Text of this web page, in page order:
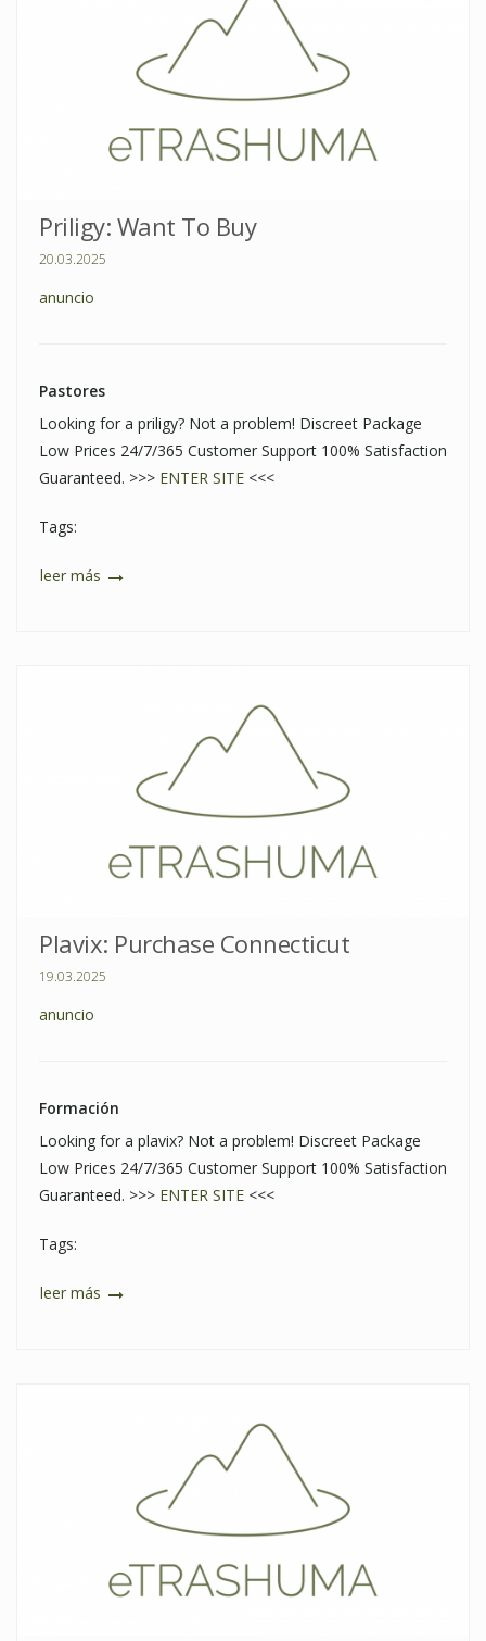
Priligy: Want To Buy
20.03.2025
anuncio
Pastores
Looking for a priligy? Not a problem! Discreet Package
Low Prices 24/7/365 Customer Support 100% Satisfaction
Guaranteed. >>> ENTER SITE <<<
Tags:
leer más
Plavix: Purchase Connecticut
19.03.2025
anuncio
Formación
Looking for a plavix? Not a problem! Discreet Package
Low Prices 24/7/365 Customer Support 100% Satisfaction
Guaranteed. >>> ENTER SITE <<<
Tags:
leer más